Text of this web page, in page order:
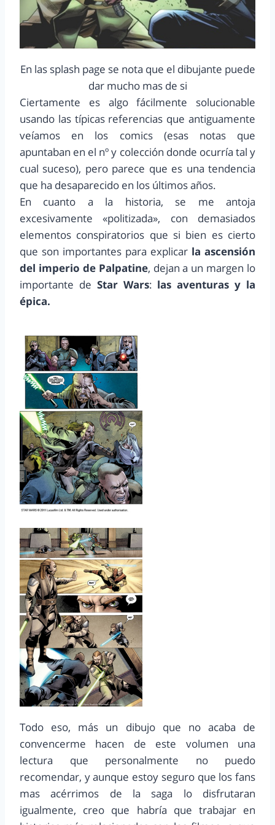
En las splash page se nota que el dibujante puede
dar mucho mas de si
Ciertamente es algo fácilmente solucionable
usando las típicas referencias que antiguamente
veíamos en los comics (esas notas que
apuntaban en el nº y colección donde ocurría tal y
cual suceso), pero parece que es una tendencia
que ha desaparecido en los últimos años.
En cuanto a la historia, se me antoja
excesivamente «politizada», con demasiados
elementos conspiratorios que si bien es cierto
que son importantes para explicar la ascensión
del imperio de Palpatine, dejan a un margen lo
importante de Star Wars: las aventuras y la
épica.
Todo eso, más un dibujo que no acaba de
convencerme hacen de este volumen una
lectura que personalmente no puedo
recomendar, y aunque estoy seguro que los fans
mas acérrimos de la saga lo disfrutaran
igualmente, creo que habría que trabajar en